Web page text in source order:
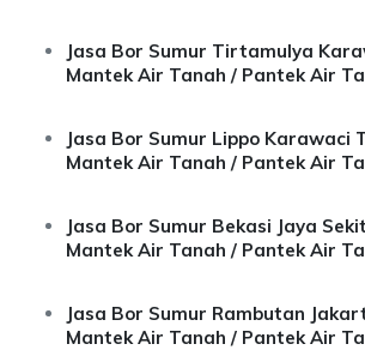
Jasa Bor Sumur Tirtamulya
Mantek Air Tanah / Pantek Air
Jasa Bor Sumur Lippo Karawaci
Mantek Air Tanah / Pantek Air
Jasa Bor Sumur Bekasi Jaya
Mantek Air Tanah / Pantek Air
Jasa Bor Sumur Rambutan
Mantek Air Tanah / Pantek Air